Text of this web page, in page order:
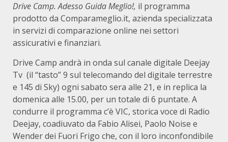
Drive Camp. Adesso Guida Meglio!, il programma
prodotto da Comparameglio.it, azienda specializzata
in servizi di comparazione online nei settori
assicurativi e finanziari.
Drive Camp andrà in onda sul canale digitale Deejay
Tv (il “tasto” 9 sul telecomando del digitale terrestre
e 145 di Sky) ogni sabato sera alle 21, e in replica la
domenica alle 15.00, per un totale di 6 puntate. A
condurre il programma c’è VIC, storica voce di Radio
Deejay, coadiuvato da Fabio Alisei, Paolo Noise e
Wender dei Fuori Frigo che, con il loro inconfondibile